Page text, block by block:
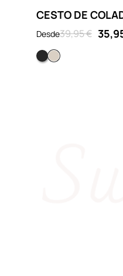
CESTO DE
Desde39,95 €
NegroSoft Beige